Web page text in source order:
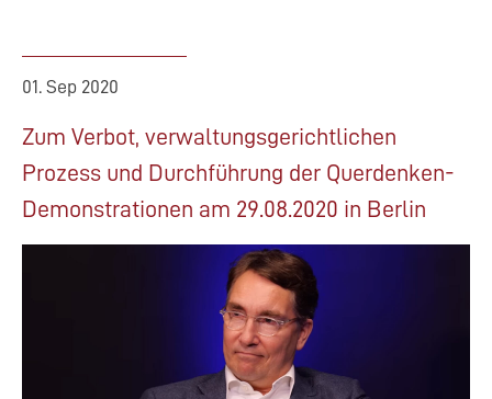
01. Sep 2020
Zum Verbot, verwaltungsgerichtlichen
Prozess und Durchführung der Querdenken-
Demonstrationen am 29.08.2020 in Berlin